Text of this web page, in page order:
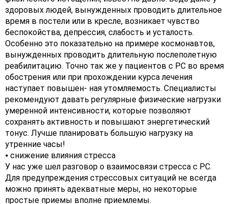
здоровых людей, вынужденных проводить длительное
время в постели или в кресле, возникает чувство
беспокойства, депрессия, слабость и усталость.
Особенно это показательно на примере космонавтов,
вынужденных проводить длительную послеполетную
реабилитацию. Точно так же у пациентов с РС во время
обострения или при прохождении курса лечения
наступает повышен- ная утомляемость. Специалисты
рекомендуют давать регулярные физические нагрузки
умеренной интенсивности, которые позволяют
сохранять активность и повышают энергетический
тонус. Лучше планировать большую нагрузку на
утренние часы!
⦁ снижение влияния стресса
У нас уже шел разговор о взаимосвязи стресса с РС.
Для предупреждения стрессовых ситуаций не всегда
можно принять адекватные меры, но некоторые
простые приемы вполне приемлемы.